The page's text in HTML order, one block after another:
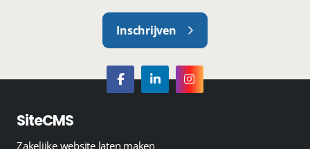
Inschrijven
SiteCMS
Zakelijke website laten maken